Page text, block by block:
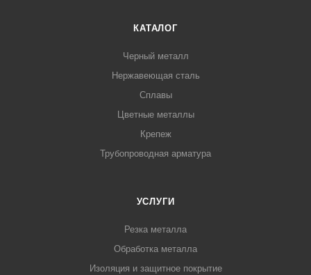
КАТАЛОГ
Черный металл
Нержавеющая сталь
Сплавы
Цветные металлы
Крепеж
Трубопроводная арматура
УСЛУГИ
Резка металла
Обработка металла
Изоляция и защитное покрытие